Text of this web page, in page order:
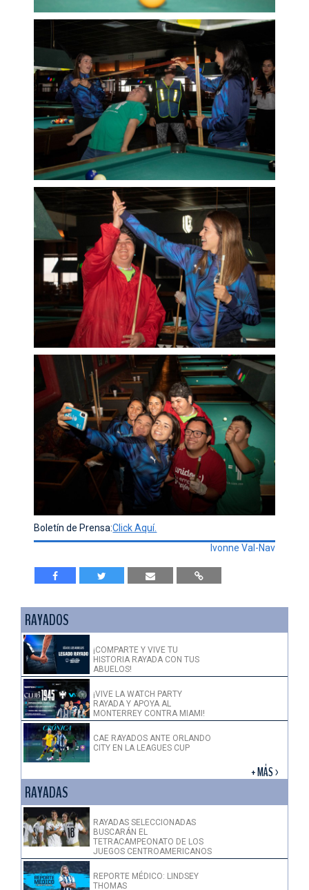
Boletín de Prensa:Click Aquí.
Ivonne Val-Nav
RAYADOS
¡COMPARTE Y VIVE TU
HISTORIA RAYADA CON TUS
ABUELOS!
¡VIVE LA WATCH PARTY
RAYADA Y APOYA AL
MONTERREY CONTRA MIAMI!
CAE RAYADOS ANTE ORLANDO
CITY EN LA LEAGUES CUP
+ MÁS >
RAYADAS
RAYADAS SELECCIONADAS
BUSCARÁN EL
TETRACAMPEONATO DE LOS
JUEGOS CENTROAMERICANOS
REPORTE MÉDICO: LINDSEY
THOMAS